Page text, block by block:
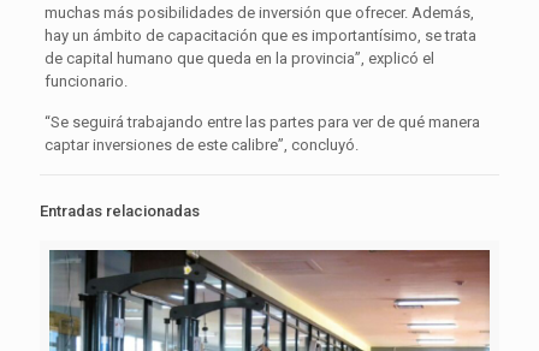
muchas más posibilidades de inversión que ofrecer. Además,
hay un ámbito de capacitación que es importantísimo, se trata
de capital humano que queda en la provincia”, explicó el
funcionario.
“Se seguirá trabajando entre las partes para ver de qué manera
captar inversiones de este calibre”, concluyó.
Entradas relacionadas